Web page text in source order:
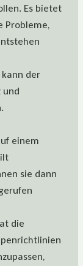
Es bietet
Probleme,
der
und
einem
sie dann
die